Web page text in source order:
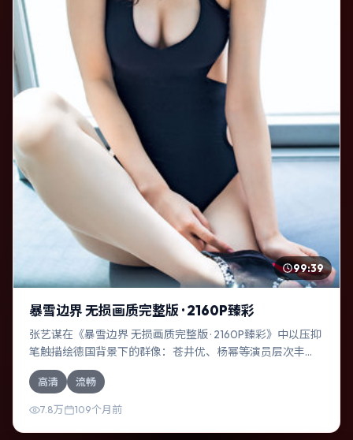
99:39
暴雪边界 无损画质完整版 · 2160P臻彩
张艺谋在《暴雪边界 无损画质完整版 · 2160P臻彩》中以压抑
笔触描绘德国背景下的群像：苍井优、杨幂等演员层次丰
富。作为一部喜剧作品，故事从日常裂缝切入，逐步推向不
可逆转的结局；视听语言统一，情感落点克制有力。
高清 流畅
7.8万 109个月前